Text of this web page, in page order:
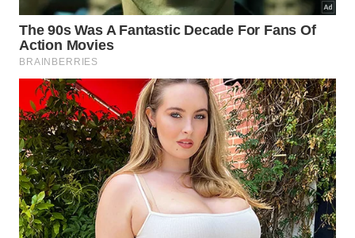
4 – Escolher uma ferramenta de planejamento
de estudos
Há muitas ferramentas disponíveis para auxiliar o